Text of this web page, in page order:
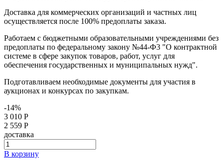
Доставка для коммерческих организаций и частных лиц
осуществляется после 100% предоплаты заказа.
Работаем с бюджетными образовательными учреждениями без
предоплаты по федеральному закону №44-Ф3 "О контрактной
системе в сфере закупок товаров, работ, услуг для
обеспечения государственных и муниципальных нужд".
Подготавливаем необходимые документы для участия в
аукционах и конкурсах по закупкам.
-14%
3 010 Р
2 559 Р
доставка
В корзину